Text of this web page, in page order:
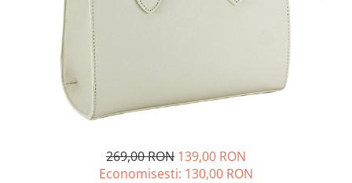
269,00 RON 139,00 RON
Economisesti: 130,00 RON